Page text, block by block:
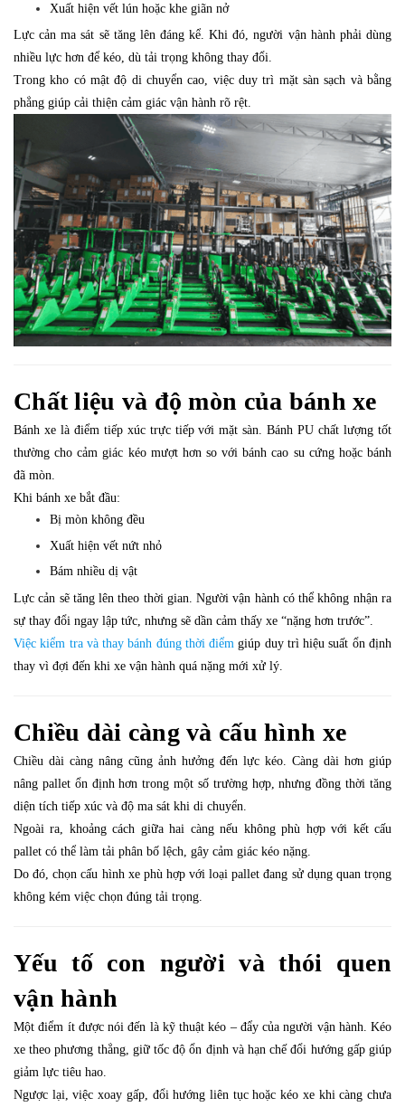
Xuất hiện vết lún hoặc khe giãn nở
Lực cản ma sát sẽ tăng lên đáng kể. Khi đó, người vận hành phải dùng
nhiều lực hơn để kéo, dù tải trọng không thay đổi.
Trong kho có mật độ di chuyển cao, việc duy trì mặt sàn sạch và bằng
phẳng giúp cải thiện cảm giác vận hành rõ rệt.
Chất liệu và độ mòn của bánh xe
Bánh xe là điểm tiếp xúc trực tiếp với mặt sàn. Bánh PU chất lượng tốt
thường cho cảm giác kéo mượt hơn so với bánh cao su cứng hoặc bánh
đã mòn.
Khi bánh xe bắt đầu:
Bị mòn không đều
Xuất hiện vết nứt nhỏ
Bám nhiều dị vật
Lực cản sẽ tăng lên theo thời gian. Người vận hành có thể không nhận ra
sự thay đổi ngay lập tức, nhưng sẽ dần cảm thấy xe “nặng hơn trước”.
Việc kiểm tra và thay bánh đúng thời điểm giúp duy trì hiệu suất ổn định
thay vì đợi đến khi xe vận hành quá nặng mới xử lý.
Chiều dài càng và cấu hình xe
Chiều dài càng nâng cũng ảnh hưởng đến lực kéo. Càng dài hơn giúp
nâng pallet ổn định hơn trong một số trường hợp, nhưng đồng thời tăng
diện tích tiếp xúc và độ ma sát khi di chuyển.
Ngoài ra, khoảng cách giữa hai càng nếu không phù hợp với kết cấu
pallet có thể làm tải phân bố lệch, gây cảm giác kéo nặng.
Do đó, chọn cấu hình xe phù hợp với loại pallet đang sử dụng quan trọng
không kém việc chọn đúng tải trọng.
Yếu tố con người và thói quen
vận hành
Một điểm ít được nói đến là kỹ thuật kéo – đẩy của người vận hành. Kéo
xe theo phương thẳng, giữ tốc độ ổn định và hạn chế đổi hướng gấp giúp
giảm lực tiêu hao.
Ngược lại, việc xoay gấp, đổi hướng liên tục hoặc kéo xe khi càng chưa